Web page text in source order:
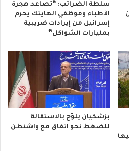
سلطة الضرائب: “تصاعد هجرة
الأطباء وموظفي الهايتك يحرم
إسرائيل من إيرادات ضريبية
بمليارات الشواكل”
بزشكيان يلوّح بالاستقالة
للضغط نحو اتفاق مع واشنطن